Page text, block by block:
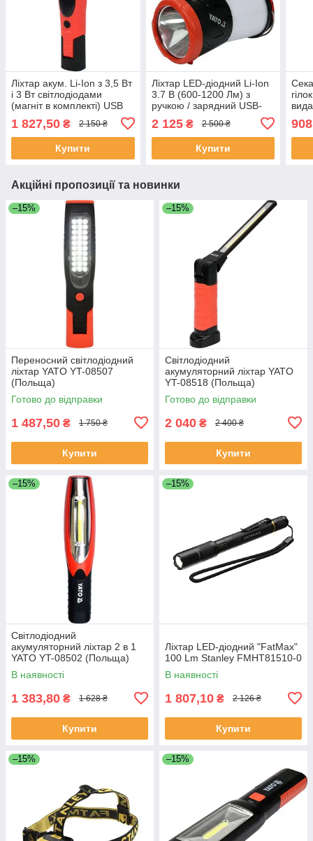
Ліхтар акум. Li-Ion з 3,5 Вт
і 3 Вт світлодіодами
(магніт в комплекті) USB
зарядним Yato YT-085081
(Польща)
1 827,50 ₴ 2 150 ₴
Купити
Ліхтар LED-діодний Li-Ion
3.7 В (600-1200 Лм) з
ручкою / зарядний USB-
(Польща)
2 125₴ 2 500 ₴
Купити
Акційні пропозиції та новинки
–15%
Переносний світлодіодний
ліхтар YATO YT-08507
(Польща)
Готово до відправки
1 487,50 ₴ 1 750 ₴
Купити
–15%
Світлодіодний
акумуляторний ліхтар YATO
YT-08518 (Польща)
Готово до відправки
2 040 ₴ 2 400 ₴
Купити
–15%
Світлодіодний
акумуляторний ліхтар 2 в 1
YATO YT-08502 (Польща)
В наявності
1 383,80 ₴ 1 628 ₴
Купити
–15%
Ліхтар LED-діодний "FatMax"
100 Lm Stanley FMHT81510-0
В наявності
1 807,10 ₴ 2 126 ₴
Купити
–15% –15%